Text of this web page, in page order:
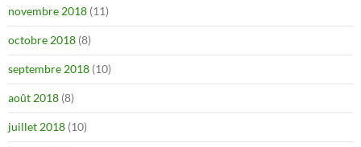
novembre 2018 (11)
octobre 2018 (8)
septembre 2018 (10)
août 2018 (8)
juillet 2018 (10)